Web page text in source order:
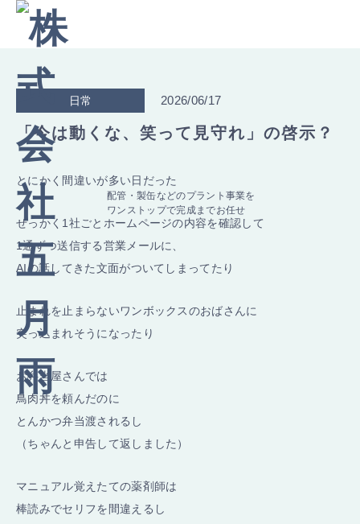
配管・製缶などのプラント事業を
ワンストップで完成までお任せ
日常 2026/06/17
「今は動くな、笑って見守れ」の啓示？
とにかく間違いが多い日だった
せっかく1社ごとホームページの内容を確認して
1通ずつ送信する営業メールに、
AIの話してきた文面がついてしまってたり
止まれを止まらないワンボックスのおばさんに
突っ込まれそうになったり
お弁当屋さんでは
鳥肉丼を頼んだのに
とんかつ弁当渡されるし
（ちゃんと申告して返しました）
マニュアル覚えたての薬剤師は
棒読みでセリフを間違えるし